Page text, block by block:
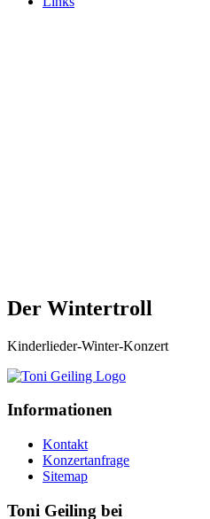
Der Wintertroll
Kinderlieder-Winter-Konzert
Informationen
Kontakt
Konzertanfrage
Sitemap
Toni Geiling bei